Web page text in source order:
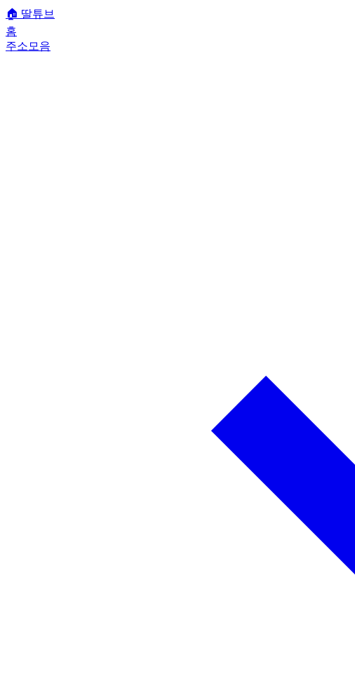
🏠 딸튜브
홈
주소모음